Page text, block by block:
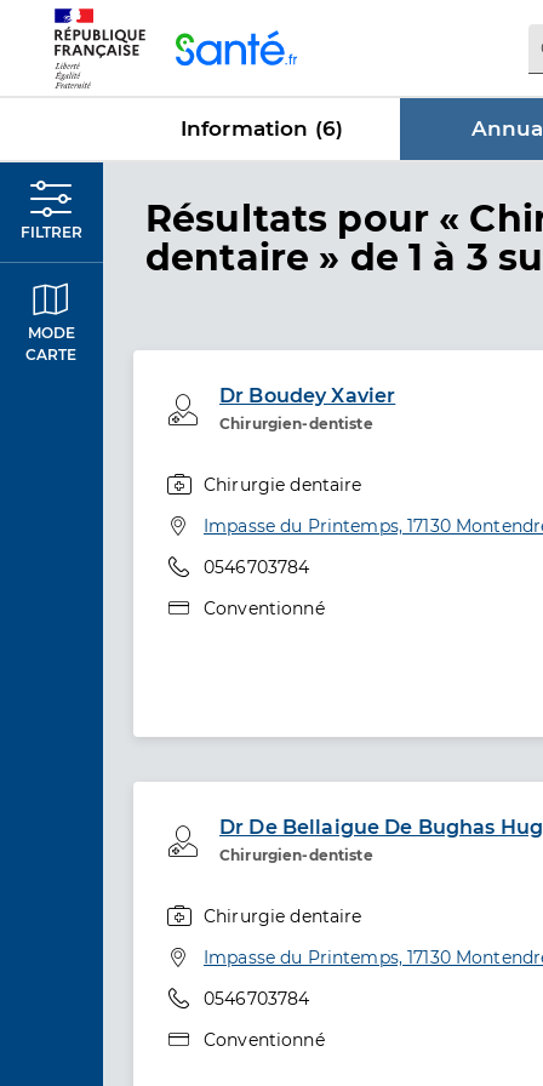
Information (6)
FILTRER
MODE
CARTE
Résultats dans
pour «
dentaire » de 1 à 3
Dr Boudey Xavier
Chirurgien-dentiste
Professionel de santé
Chirurgie dentaire
Adresse
Impasse du Printemps, 17130
Téléphone
0546703784
Type de convention
Conventionné
Dr De Bellaigue De Bughas
Chirurgien-dentiste
Professionel de santé
Chirurgie dentaire
Adresse
Impasse du Printemps, 17130
Téléphone
0546703784
Type de convention
Conventionné
Panneau de gestion des cookies